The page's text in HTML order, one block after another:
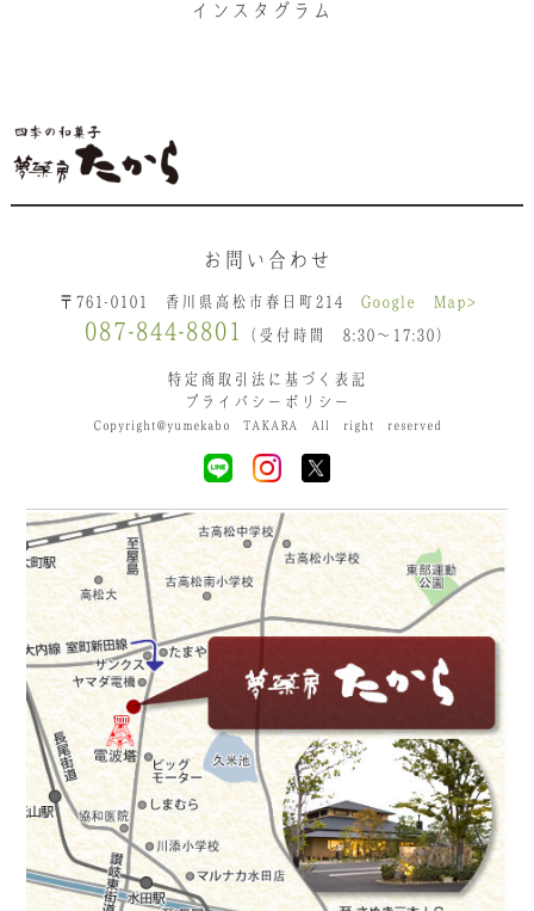
インスタグラム
お問い合わせ
〒761-0101 香川県高松市春日町214 Google Map>
087-844-8801 （受付時間 8:30〜17:30）
特定商取引法に基づく表記
プライバシーポリシー
Copyright@yumekabo TAKARA All right reserved